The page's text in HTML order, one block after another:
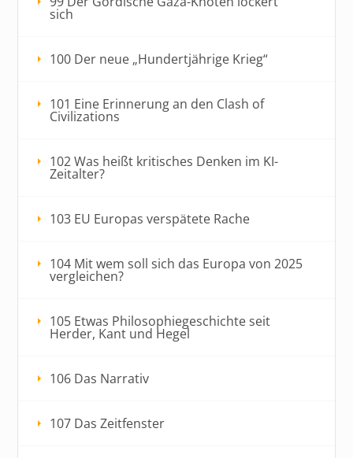
sich
100 Der neue „Hundertjährige Krieg“
101 Eine Erinnerung an den Clash of
Civilizations
102 Was heißt kritisches Denken im KI-
Zeitalter?
103 EU Europas verspätete Rache
104 Mit wem soll sich das Europa von 2025
vergleichen?
105 Etwas Philosophiegeschichte seit
Herder, Kant und Hegel
106 Das Narrativ
107 Das Zeitfenster